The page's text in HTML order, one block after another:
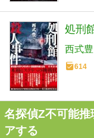
処刑
西式豊
614
名探偵Z不可能推
アする